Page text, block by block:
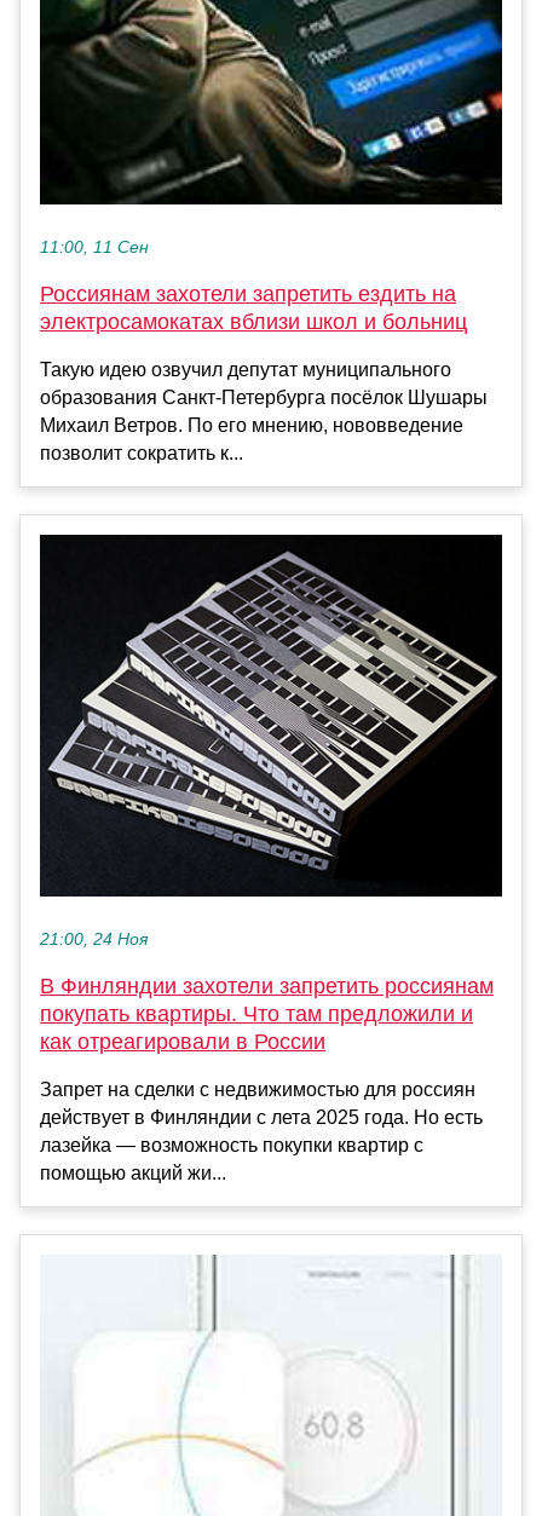
11:00, 11 Сен
Россиянам захотели запретить ездить на
электросамокатах вблизи школ и больниц
Такую идею озвучил депутат муниципального
образования Санкт-Петербурга посёлок Шушары
Михаил Ветров. По его мнению, нововведение
позволит сократить к...
21:00, 24 Ноя
В Финляндии захотели запретить россиянам
покупать квартиры. Что там предложили и
как отреагировали в России
Запрет на сделки с недвижимостью для россиян
действует в Финляндии с лета 2025 года. Но есть
лазейка — возможность покупки квартир с
помощью акций жи...